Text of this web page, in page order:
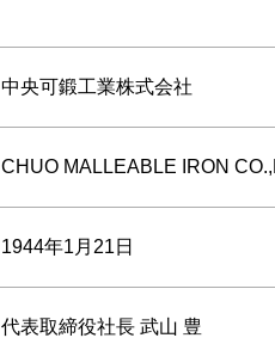
中央可鍛工業株式会社
CHUO MALLEABLE IRON
1944年1月21日
代表取締役社長 武山 豊